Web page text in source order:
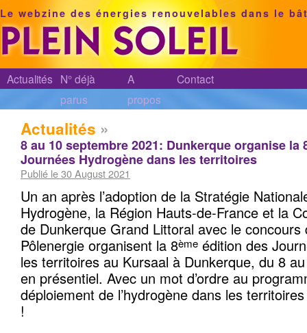
Le webzine des énergies renouvelables dans le
Actualités N° déjà
parus
A
propos
Contact
Actualités »
8 au 10 septembre 2021: Dunkerque organise la
Journées Hydrogène dans les territoires
Publié le 30 August 2021
Un an après l’adoption de la Stratégie
Hydrogène, la Région Hauts-de-France et la
de Dunkerque Grand Littoral avec le concours
Pôlenergie organisent la 8ème édition des
les territoires au Kursaal à Dunkerque, du 8
en présentiel. Avec un mot d’ordre au
déploiement de l’hydrogène dans les
!